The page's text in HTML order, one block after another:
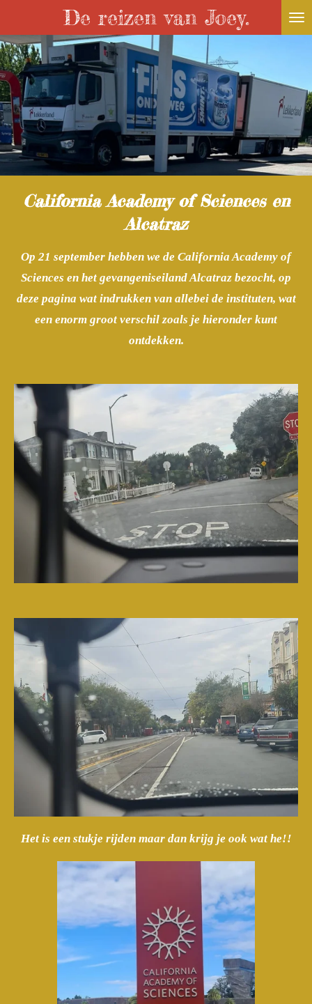
direct
naar
de
hoofdinhoud
De reizen van Joey.
California Academy of Sciences en
Alcatraz
Op 21 september hebben we de California Academy of
Sciences en het gevangeniseiland Alcatraz bezocht, op
deze pagina wat indrukken van allebei de instituten, wat
een enorm groot verschil zoals je hieronder kunt
ontdekken.
Het is een stukje rijden maar dan krijg je ook wat he!!